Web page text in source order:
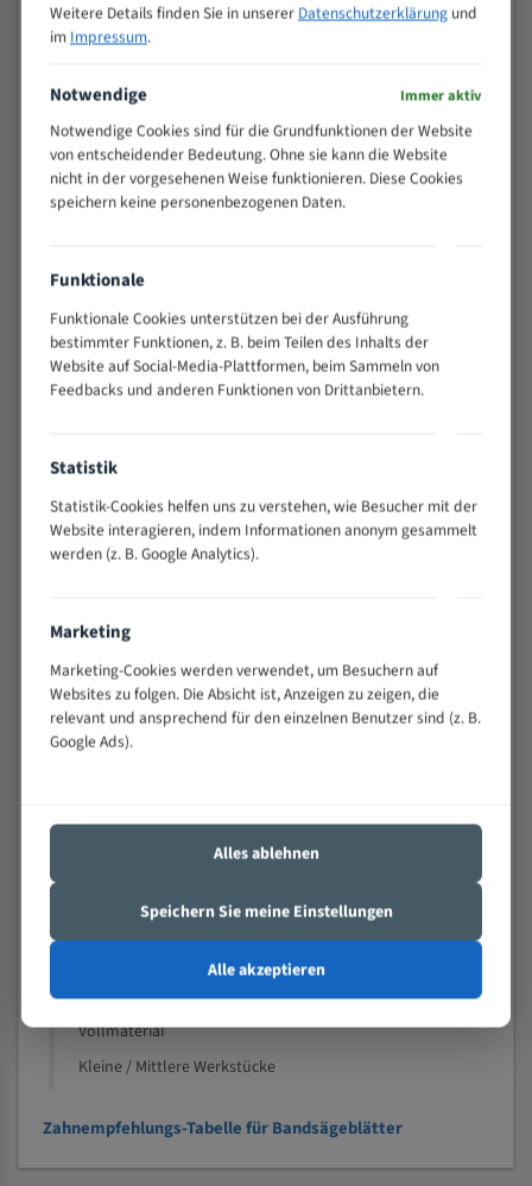
15 - 40
8/12
25 - 50
35 - 70
80 - 180
3/4
130 -
350
2/3
200 -
> 500
0,75/1,25
Vorteile:
Widerstandsfähig gegen Zahnbruch auch bei
schwierigen Werkstücken (Materialmischung,
wechselnde Verbindungslängen)
Sehr geringe Vibration
Technische Beschreibung:
Positiver Spanwinkel
Bandkörper aus hochlegiertem Federstahl
Nichteisenmetalle
Speziell entwickelt für Profile / Rohre
Vollmaterial
Kleine / Mittlere Werkstücke
Zahnempfehlungs-Tabelle für Bandsägeblätter
Weitere Details finden Sie in unserer Datenschutzerklärungund
im Impressum.
Notwendige Immer aktiv
Notwendige Cookies sind für die Grundfunktionen der Website
von entscheidender Bedeutung. Ohne sie kann die Website
nicht in der vorgesehenen Weise funktionieren. Diese Cookies
speichern keine personenbezogenen Daten.
Funktionale
Funktionale Cookies unterstützen bei der Ausführung
bestimmter Funktionen, z. B. beim Teilen des Inhalts der
Website auf Social-Media-Plattformen, beim Sammeln von
Feedbacks und anderen Funktionen von Drittanbietern.
Statistik
Statistik-Cookies helfen uns zu verstehen, wie Besucher mit der
Website interagieren, indem Informationen anonym gesammelt
werden (z. B. Google Analytics).
Marketing
Marketing-Cookies werden verwendet, um Besuchern auf
Websites zu folgen. Die Absicht ist, Anzeigen zu zeigen, die
relevant und ansprechend für den einzelnen Benutzer sind (z. B.
Google Ads).
Alles ablehnen
Speichern Sie meine Einstellungen
Alle akzeptieren